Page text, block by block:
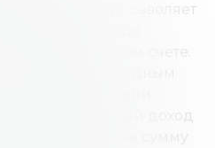
позволяет
инвестиционном счете.
доход
уменьшается на сумму